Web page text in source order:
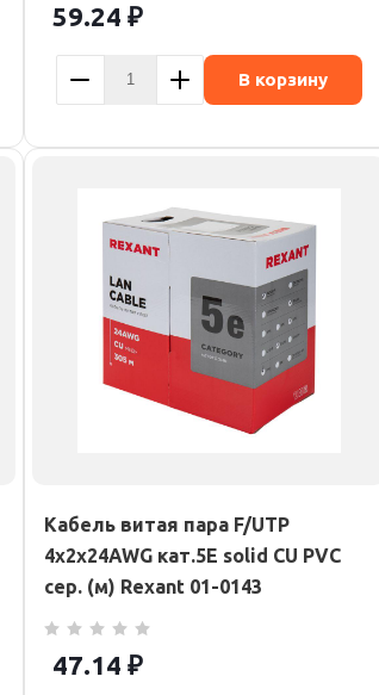
59.24 ₽
В корзину
Кабель витая пара F/UTP
4х2х24AWG кат.5E solid CU PVC
сер. (м) Rexant 01-0143
47.14 ₽